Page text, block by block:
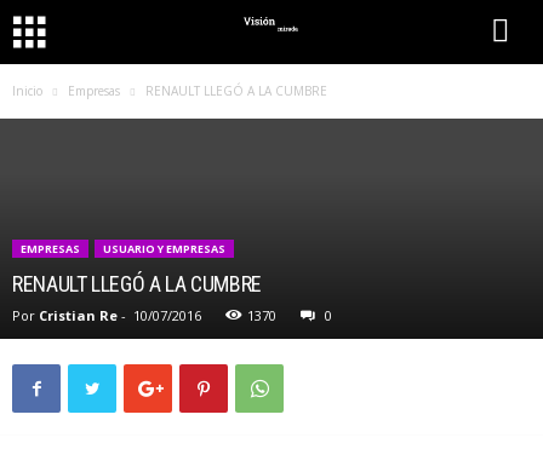
Inicio Empresas RENAULT LLEGÓ A LA CUMBRE
EMPRESAS USUARIO Y EMPRESAS
RENAULT LLEGÓ A LA CUMBRE
Por Cristian Re - 10/07/2016 1370 0